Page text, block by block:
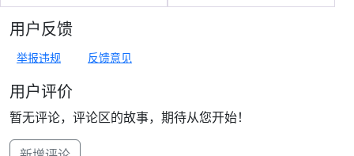
用户反馈
举报违规 反馈意见
用户评价
暂无评论，评论区的故事，期待从您开始！